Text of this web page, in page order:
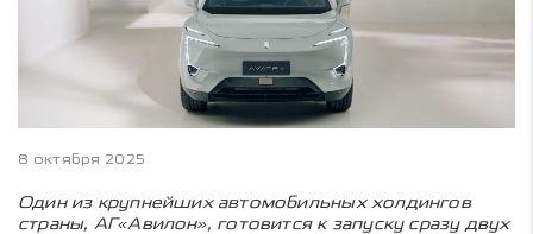
8 октября 2025
Один из крупнейших автомобильных холдингов
страны, АГ«Авилон», готовится к запуску сразу двух